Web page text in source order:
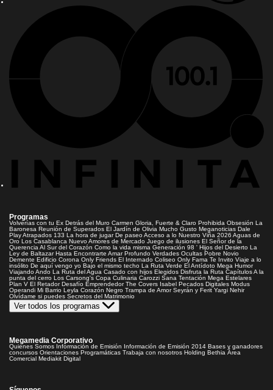
Programas
Volverías con tu Ex Detrás del Muro Carmen Gloria, Fuerte & Claro Prohibida Obsesión La
Baronesa Reunión de Superados El Jardín de Olivia Mucho Gusto Meganoticias Dale
PlayAtrapados 133 La hora de jugar De paseoAcceso a lo Nuestro Viña 2026 Aguas de
Oro Los Casablanca Nuevo Amores de Mercado Juego de ilusiones El Señor de la
Querencia Al Sur del Corazón Como la vida misma Generación 98 ' Hijos del Desierto La
Ley de Baltazar Hasta Encontrarte Amar Profundo Verdades Ocultas Pobre Novio
Demente Edificio Corona Only Friends El Internado Coliseo Only Fama Te Invito Viaje a lo
insólito De aquí vengo yo Bajo el mismo techo La Ruta Verde El Antídoto Mega Humor
Viajando Ando La Ruta del Agua Casado con hijos Elegidos Disfruta la Ruta CapítulosA la
punta del cerro Los Carsong's Copa Culinaria Carozzi Sana Tentación Mega Estelares
Plan V El Retador Desafío Emprendedor The Covers Isabel Pecados Digitales Modus
Operandi Mi Barrio Leyla Corazón Negro Trampa de Amor Seyrán y Ferit Yargi Nehir
Olvídame si puedes Secretos del Matrimonio
Ver todos los programas
Megamedia Corporativo
Quienes Somos Información de Emisión Información de Emisión 2014 Bases y ganadores
concursos Orientaciones Programáticas Trabaja con nosotros Holding Bethia Área
Comercial Mediakit Digital